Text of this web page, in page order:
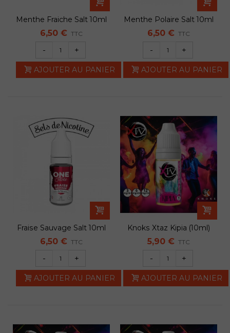
Menthe Fraiche Salt 10ml
- E-tatsy
6,50 € TTC
- +
AJOUTER AU PANIER
Menthe Polaire Salt 10ml
- E-tatsty
6,50 € TTC
- +
AJOUTER AU PANIER
Fraise Sauvage Salt 10ml
- E-tasty
6,50 € TTC
- +
AJOUTER AU PANIER
Knoks Xtaz Kipia (10ml)
5,90 € TTC
- +
AJOUTER AU PANIER